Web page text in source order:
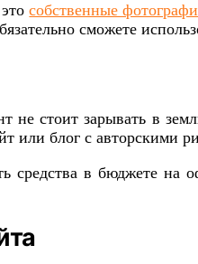
этособственные
сможете
не стоит зарывать в
или блог с авторскими
средства в бюджете